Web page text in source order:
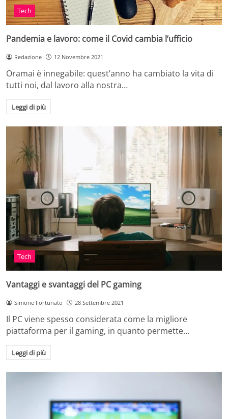
Tech
Pandemia e lavoro: come il Covid cambia l’ufficio
Redazione 12 Novembre 2021
Oramai è innegabile: quest’anno ha cambiato la vita di
tutti noi, dal lavoro alla nostra…
Leggi di più
Tech
Vantaggi e svantaggi del PC gaming
Simone Fortunato 28 Settembre 2021
Il PC viene spesso considerata come la migliore
piattaforma per il gaming, in quanto permette…
Leggi di più